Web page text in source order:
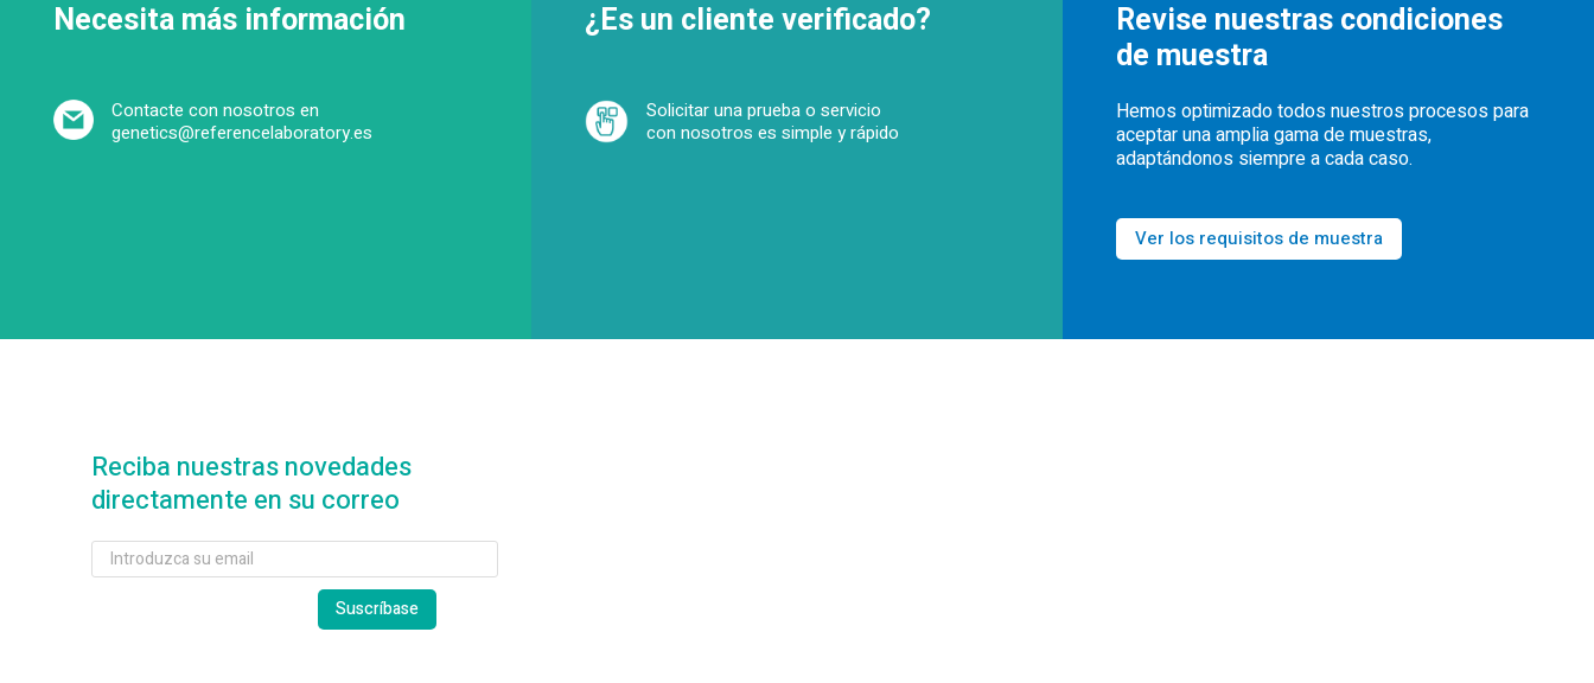
Necesita más información ¿Es un cliente verificado?
Revise nuestras condiciones
de muestra
Contacte con nosotros en
genetics@referencelaboratory.es
Solicitar una prueba o servicio
con nosotros es simple y rápido
Hemos optimizado todos nuestros procesos para
aceptar una amplia gama de muestras,
adaptándonos siempre a cada caso.
Ver los requisitos de muestra
Reciba nuestras novedades
directamente en su correo